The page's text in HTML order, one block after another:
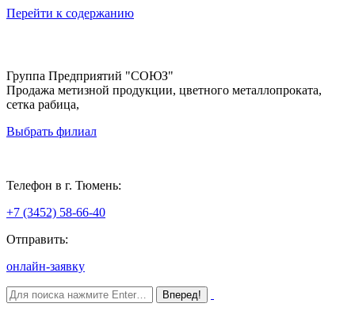
Перейти к содержанию
Группа Предприятий "СОЮЗ"
Продажа метизной продукции, цветного металлопроката,
сетка рабица,
Выбрать филиал
Телефон в г. Тюмень:
+7 (3452) 58-66-40
Отправить:
онлайн-заявку